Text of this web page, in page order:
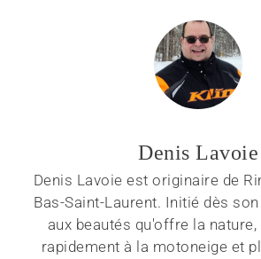
Denis Lavoie
Denis Lavoie est originaire de
Bas-Saint-Laurent. Initié dès
aux beautés qu'offre la
rapidement à la motoneige et